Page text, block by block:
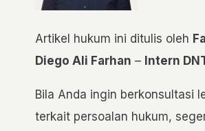
Artikel hukum ini ditulis oleh
Diego Ali Farhan – Intern
Bila Anda ingin berkonsultasi
terkait persoalan hukum,